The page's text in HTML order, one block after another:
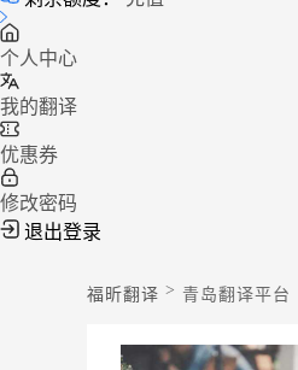
个人中心
我的翻译
优惠券
修改密码
退出登录
福昕翻译 > 青岛翻译平台